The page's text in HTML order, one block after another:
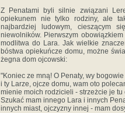
Z Penatami byli silnie związani
opiekunem nie tylko rodziny, ale
najbardziej ludowym, cieszącym
niewolników. Pierwszym
modlitwa do Lara. Jak wielkie
bóstwa opiekuńcze domu, możne
żegna dom ojcowski:
"Koniec ze mną! O Penaty, wy
i ty Larze, ojcze domu, wam oto
mienie moich rodzicieli - strzeżcie je tu
Szukać mam innego Lara i innych
innych miast, ojczyzny innej - mam